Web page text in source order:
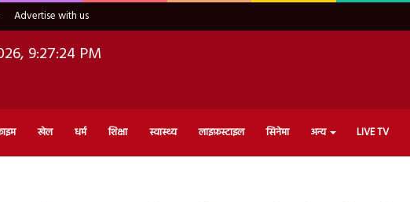
Advertise with us
9:27:25 PM
खेल धर्म शिक्षा स्वास्थ्य लाइफ़स्टाइल सिनेमा अन्य LIVE TV